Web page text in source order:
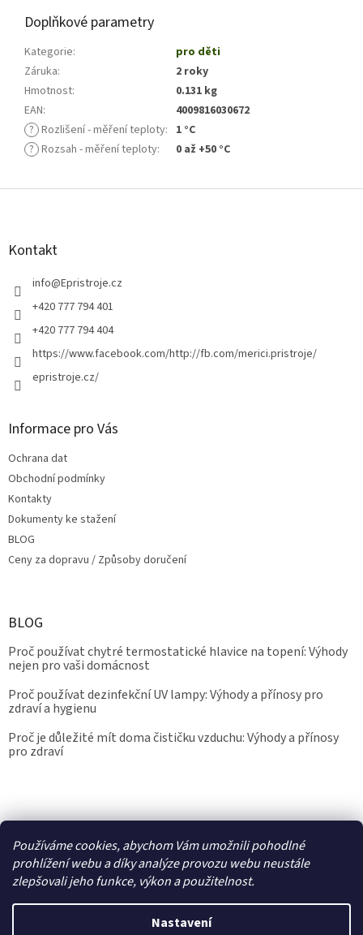
Používáme cookies, abychom Vám umožnili pohodlné
prohlížení webu a díky analýze provozu webu neustále
zlepšovali jeho funkce, výkon a použitelnost.
Nastavení
Doplňkové parametry
Kategorie:
pro děti
Záruka:
2 roky
Hmotnost:
0.131 kg
EAN:
4009816030672
? Rozlišení - měření teploty: 1 °C
? Rozsah - měření teploty: 0 až +50 °C
Z
Kontakt
info@Epristroje.cz
+420 777 794 401
+420 777 794 404
https://www.facebook.com/http://fb.com/merici.pristroje/
epristroje.cz/
Informace pro Vás
Ochrana dat
Obchodní podmínky
Kontakty
Dokumenty ke stažení
BLOG
Ceny za dopravu / Způsoby doručení
BLOG
Proč používat chytré termostatické hlavice na topení: Výhody
nejen pro vaši domácnost
Proč používat dezinfekční UV lampy: Výhody a přínosy pro
zdraví a hygienu
Proč je důležité mít doma čističku vzduchu: Výhody a přínosy
pro zdraví
Vytvořil Shoptet